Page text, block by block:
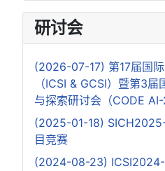
研讨会
(2026-07-17) 第17届国
（ICSI & GCSI）暨第3
与探索研讨会（CODE
(2025-01-18)
目竞赛
(2024-08-23) ICSI2024-